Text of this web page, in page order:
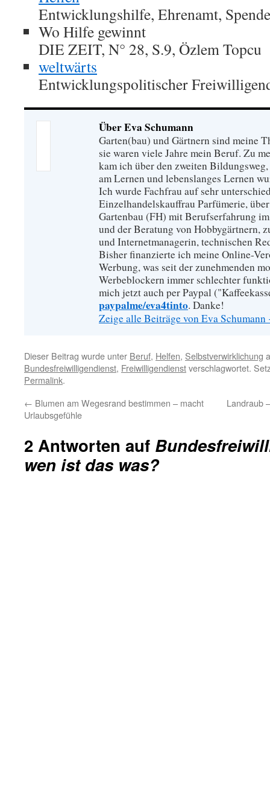
Entwicklungshilfe, Ehrenamt,
Wo Hilfe gewinnt
DIE ZEIT, N° 28, S.9, Özlem Topcu
weltwärts
Entwicklungspolitischer
Über Eva Schumann
Garten(bau) und Gärtnern sind meine
sie waren viele Jahre mein Beruf. Zu
kam ich über den zweiten
am Lernen und lebenslanges Lernen
Ich wurde Fachfrau auf sehr
Einzelhandelskauffrau Parfümerie,
Gartenbau (FH) mit Berufserfahrung
und der Beratung von Hobbygärtnern,
und Internetmanagerin, technischen
Bisher finanzierte ich meine Online-
Werbung, was seit der zunehmenden
Werbeblockern immer schlechter
mich jetzt auch per Paypal
paypalme/eva4tinto. Danke!
Zeige alle Beiträge von Eva Schumann
Dieser Beitrag wurde unter Beruf, Helfen, Selbstverwirklichung
Bundesfreiwilligendienst, Freiwilligendienstverschlagwortet.
Permalink.
← Blumen am Wegesrand bestimmen – macht
Urlaubsgefühle
Landraub
2 Antworten auf
wen ist das was?